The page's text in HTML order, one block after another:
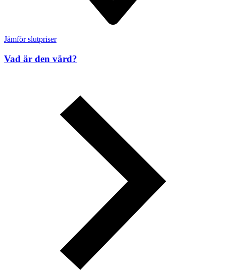
Jämför slutpriser
Vad är den värd?